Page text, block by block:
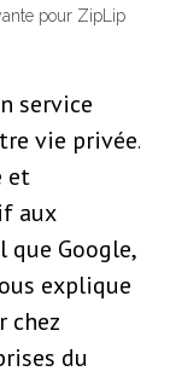
pour ZipLip
service
vie privée.
et
aux
Google,
explique
chez
du